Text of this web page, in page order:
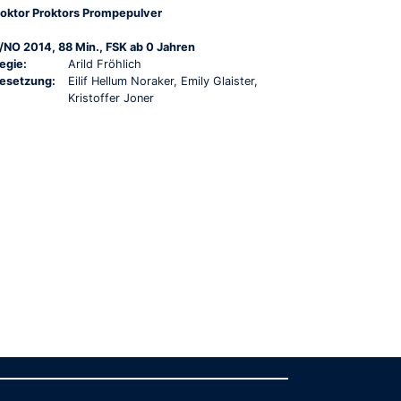
Proktors Prompepulver
NO 2014, 88 Min., FSK ab 0 Jahren
Arild Fröhlich
Eilif Hellum Noraker, Emily Glaister,
Kristoffer Joner